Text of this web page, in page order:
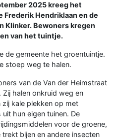
2025 kreeg het
Frederik Hendriklaan en de
Klinker. Bewoners kregen
van het tuintje.
de gemeente het groentuintje.
stoep weg te halen.
van de Van der Heimstraat
halen onkruid weg en
zij kale plekken op met
hun eigen tuinen. De
voor de groene,
bijen en andere insecten